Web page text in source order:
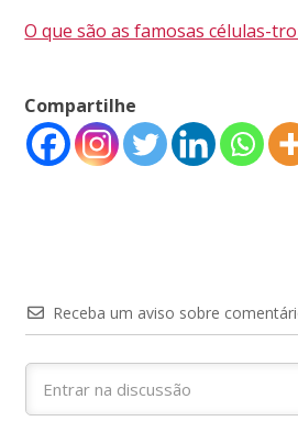
O que são as famosas células-
Compartilhe
Receba um aviso sobre